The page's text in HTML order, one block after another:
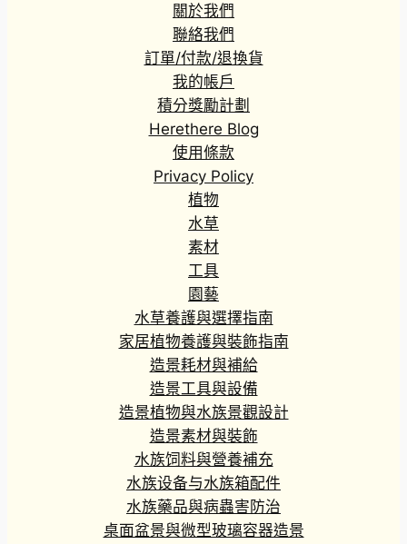
H
K
$
1
3
1
.
6
0
到
H
K
$
3
3
6
.
3
0
關於我們
聯絡我們
訂單/付款/退換貨
我的帳戶
積分獎勵計劃
Herethere Blog
使用條款
Privacy Policy
植物
水草
素材
工具
園藝
水草養護與選擇指南
家居植物養護與裝飾指南
造景耗材與補給
造景工具與設備
造景植物與水族景觀設計
造景素材與裝飾
水族饲料與營養補充
水族设备与水族箱配件
水族藥品與病蟲害防治
桌面盆景與微型玻璃容器造景